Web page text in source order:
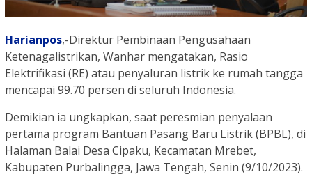
Harianpos,-Direktur Pembinaan Pengusahaan
Ketenagalistrikan, Wanhar mengatakan, Rasio
Elektrifikasi (RE) atau penyaluran listrik ke rumah tangga
mencapai 99.70 persen di seluruh Indonesia.
Demikian ia ungkapkan, saat peresmian penyalaan
pertama program Bantuan Pasang Baru Listrik (BPBL), di
Halaman Balai Desa Cipaku, Kecamatan Mrebet,
Kabupaten Purbalingga, Jawa Tengah, Senin (9/10/2023).